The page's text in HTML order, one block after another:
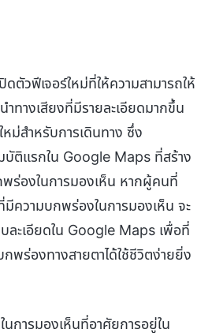
ตัวฟีเจอร์ใหม่ที่ให้ความสามารถให้
ำทางเสียงที่มีรายละเอียดมากขึ้น
หม่สำหรับการเดินทาง ซึ่ง
แรกใน Google Maps ที่สร้าง
ร่องในการมองเห็น หากผู้คนที่
ความบกพร่องในการมองเห็น จะ
ละเอียดใน Google Maps เพื่อที่
พร่องทางสายตาได้ใช้ชีวิตง่ายยิ่ง
การมองเห็นที่อาศัยการอยู่ใน